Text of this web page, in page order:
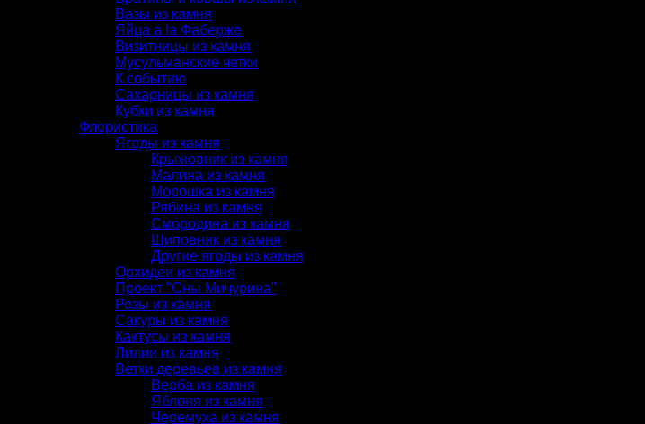
Вазы из камня
Яйца a la Фаберже
Визитницы из камня
Мусульманские четки
К событию
Сахарницы из камня
Кубки из камня
Флористика
Ягоды из камня
Крыжовник из камня
Малина из камня
Морошка из камня
Рябина из камня
Смородина из камня
Шиповник из камня
Другие ягоды из камня
Орхидеи из камня
Проект "Сны Мичурина"
Розы из камня
Сакуры из камня
Кактусы из камня
Лилии из камня
Ветки деревьев из камня
Верба из камня
Яблоня из камня
Черемуха из камня